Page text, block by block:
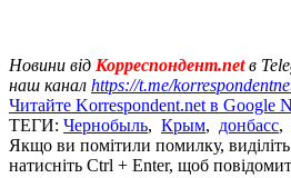
Новини від Корреспондент.netв
наш канал https://t.me/
Читайте Korrespondent.net в Google
ТЕГИ: Чернобыль, Крым, донбасс,
Якщо ви помітили помилку, виділіть
натисніть Ctrl + Enter, щоб